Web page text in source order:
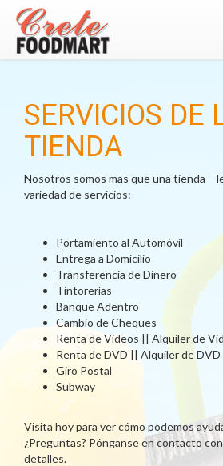
SERVICIOS DE
TIENDA
Nosotros somos mas que una tienda –
variedad de servicios:
Portamiento al Automóvil
Entrega a Domicilio
Transferencia de Dinero
Tintorerías
Banque Adentro
Cambio de Cheques
Renta de Videos || Alquiler de
Renta de DVD || Alquiler de DVD
Giro Postal
Subway
Visita hoy para ver cómo podemos
¿Preguntas? Pónganse en contacto
detalles.